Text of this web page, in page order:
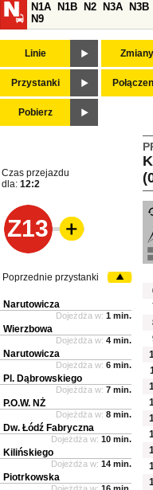
N1A
N1B N2 N3A N3B
N9
Linie Zmiany
Przystanki
Pobierz
Czas przejazdu
dla: 12:2
Z13
Poprzednie przystanki
Narutowicza
Dojeżdża w: 1 min.
Wierzbowa
Dojeżdża w: 4 min.
Narutowicza
Dojeżdża w: 6 min.
Pl. Dąbrowskiego
Dojeżdża w: 7 min.
P.O.W. NŻ
Dojeżdża w: 8 min.
Dw. Łódź Fabryczna
Dojeżdża w: 10 min.
Kilińskiego
Dojeżdża w: 14 min.
Piotrkowska